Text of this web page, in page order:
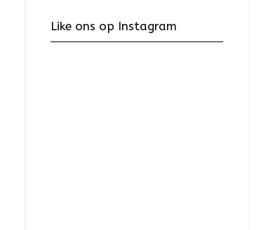
Like ons op Instagram